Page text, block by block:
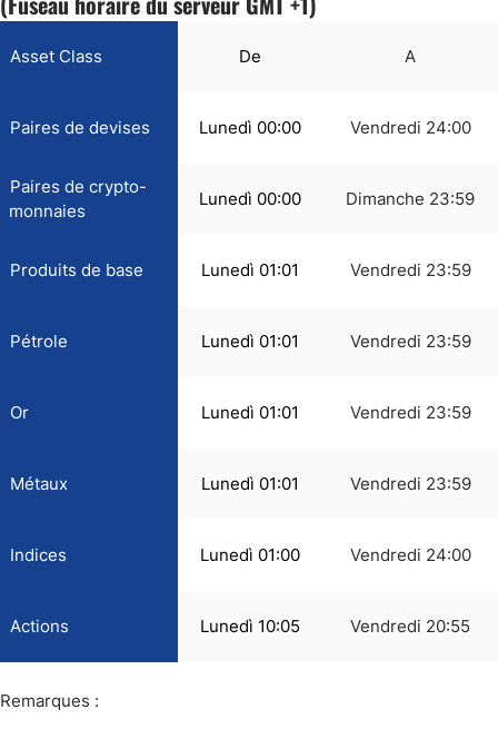
Asset Class De A
Paires de devises Lunedì 00:00 Vendredi 24:00
Paires de crypto-
monnaies
Lunedì 00:00 Dimanche 23:59
Produits de base Lunedì 01:01 Vendredi 23:59
Pétrole Lunedì 01:01 Vendredi 23:59
Or Lunedì 01:01 Vendredi 23:59
Métaux Lunedì 01:01 Vendredi 23:59
Indices Lunedì 01:00 Vendredi 24:00
Actions Lunedì 10:05 Vendredi 20:55
Remarques :